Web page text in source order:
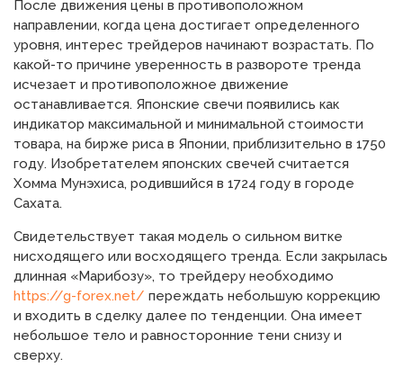
После движения цены в противоположном
направлении, когда цена достигает определенного
уровня, интерес трейдеров начинают возрастать. По
какой-то причине уверенность в развороте тренда
исчезает и противоположное движение
останавливается. Японские свечи появились как
индикатор максимальной и минимальной стоимости
товара, на бирже риса в Японии, приблизительно в 1750
году. Изобретателем японских свечей считается
Хомма Мунэхиса, родившийся в 1724 году в городе
Сахата.
Свидетельствует такая модель о сильном витке
нисходящего или восходящего тренда. Если закрылась
длинная «Марибозу», то трейдеру необходимо
https://g-forex.net/ переждать небольшую коррекцию
и входить в сделку далее по тенденции. Она имеет
небольшое тело и равносторонние тени снизу и
сверху.